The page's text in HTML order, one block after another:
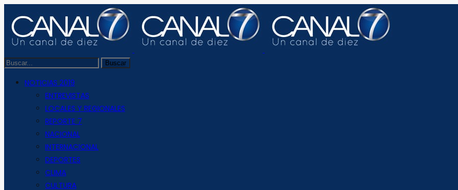
NOTICIAS 2019
ENTREVISTAS
LOCALES Y REGIONALES
REPORTE 7
NACIONAL
INTERNACIONAL
DEPORTES
CLIMA
CULTURA